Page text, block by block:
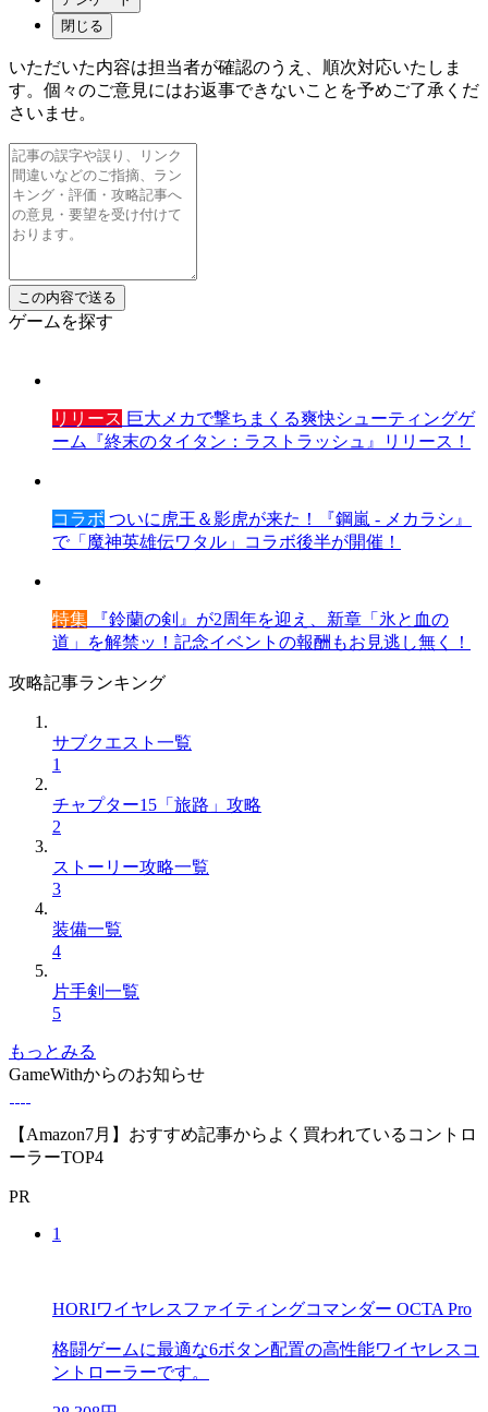
閉じる
いただいた内容は担当者が確認のうえ、順次対応いたしま
す。個々のご意見にはお返事できないことを予めご了承くだ
さいませ。
ゲームを探す
リリース 巨大メカで撃ちまくる爽快シューティングゲ
ーム『終末のタイタン：ラストラッシュ』リリース！
コラボ ついに虎王＆影虎が来た！『鋼嵐 - メカラシ』
で「魔神英雄伝ワタル」コラボ後半が開催！
特集 『鈴蘭の剣』が2周年を迎え、新章「氷と血の
道」を解禁ッ！記念イベントの報酬もお見逃し無く！
攻略記事ランキング
サブクエスト一覧
1
チャプター15「旅路」攻略
2
ストーリー攻略一覧
3
装備一覧
4
片手剣一覧
5
もっとみる
GameWithからのお知らせ
【Amazon7月】おすすめ記事からよく買われているコントロ
ーラーTOP4
PR
1
HORIワイヤレスファイティングコマンダー OCTA Pro
格闘ゲームに最適な6ボタン配置の高性能ワイヤレスコ
ントローラーです。